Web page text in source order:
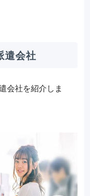
遣会社
会社を紹介しま